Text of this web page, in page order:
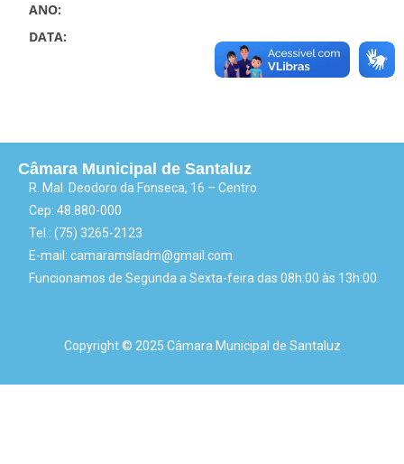
ANO:
DATA:
Câmara Municipal de Santaluz
R. Mal. Deodoro da Fonseca, 16 – Centro
Cep: 48.880-000
Tel.: (75) 3265-2123
E-mail: camaramsladm@gmail.com
Funcionamos de Segunda a Sexta-feira das 08h:00 às 13h:00.
Copyright © 2025 Câmara Municipal de Santaluz